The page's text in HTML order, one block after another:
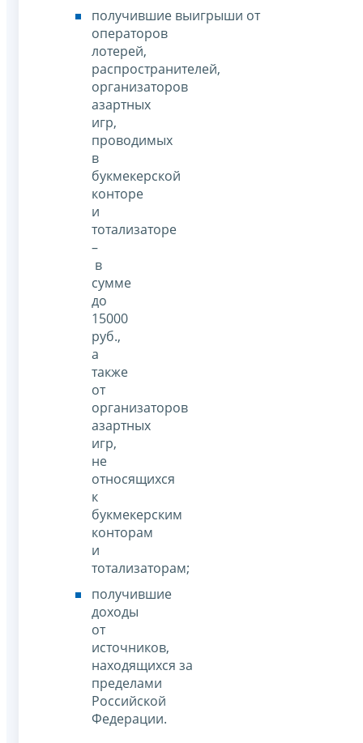
получившие выигрыши от
операторов
лотерей,
распространителей,
организаторов
азартных
игр,
проводимых
в
букмекерской
конторе
и
тотализаторе
–
в
сумме
до
15000
руб.,
а
также
от
организаторов
азартных
игр,
не
относящихся
к
букмекерским
конторам
и
тотализаторам;
получившие
доходы
от
источников,
находящихся за
пределами
Российской
Федерации.